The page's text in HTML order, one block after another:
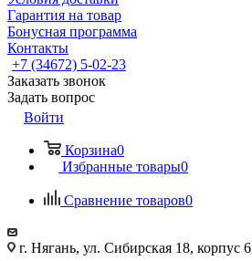
Гарантия на товар
Бонусная программа
Контакты
+7 (34672) 5-02-23
Заказать звонок
Задать вопрос
Войти
Корзина0
Избранные товары0
Сравнение товаров0
г. Нягань, ул. Сибирская 18, корпус 6